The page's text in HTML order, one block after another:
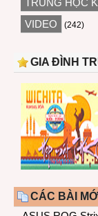
TRUNG HỌC
VIDEO (242)
GIA ĐÌNH
CÁC BÀI MỚI